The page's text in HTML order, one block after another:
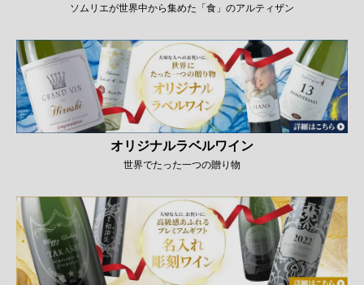
ソムリエが世界中から集めた「食」のアルティザン
オリジナルラベルワイン
世界でたった一つの贈り物